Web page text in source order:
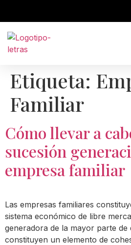
Etiqueta:
Familiar
Cómo llevar a
sucesión
empresa familiar
Las empresas familiares
sistema económico de libre
generadora de la mayor parte de
constituyen un elemento de